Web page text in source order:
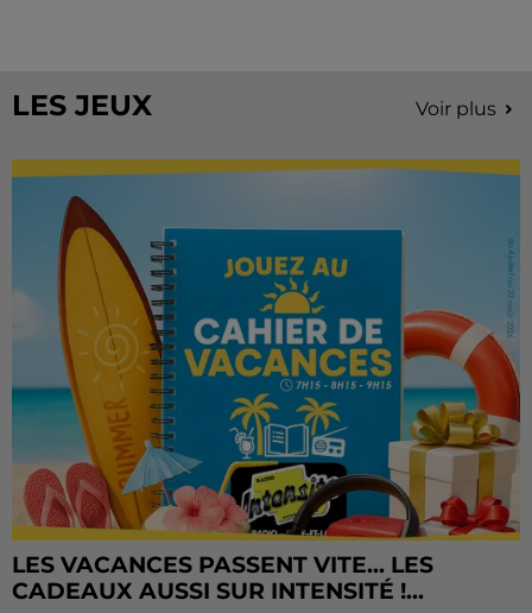
LES JEUX Voir plus
LES VACANCES PASSENT VITE... LES
CADEAUX AUSSI SUR INTENSITÉ !...